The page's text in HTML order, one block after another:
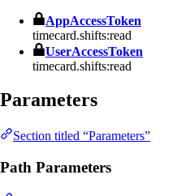
AppAccessToken
timecard.shifts:read
UserAccessToken
timecard.shifts:read
Parameters
Section titled “Parameters”
Path Parameters